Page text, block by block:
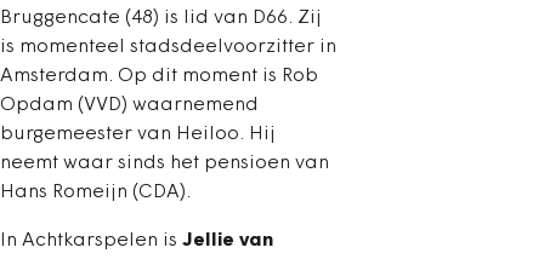
Bruggencate (48) is lid van D66. Zij
is momenteel stadsdeelvoorzitter in
Amsterdam. Op dit moment is Rob
Opdam (VVD) waarnemend
burgemeester van Heiloo. Hij
neemt waar sinds het pensioen van
Hans Romeijn (CDA).
In Achtkarspelen is Jellie van